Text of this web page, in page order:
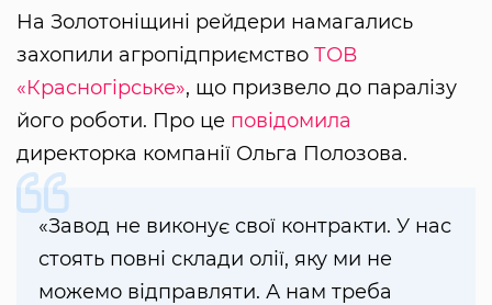
На Золотоніщині рейдери намагались
захопили агропідприємство ТОВ
«Красногірське», що призвело до паралізу
його роботи. Про це повідомила
директорка компанії Ольга Полозова.
«Завод не виконує свої контракти. У нас
стоять повні склади олії, яку ми не
можемо відправляти. А нам треба